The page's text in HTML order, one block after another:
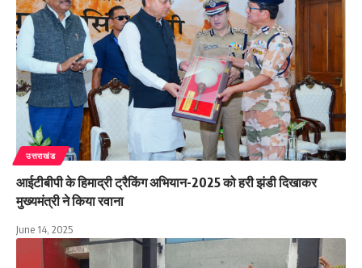
उत्तराखंड
आईटीबीपी के हिमाद्री ट्रैकिंग अभियान-2025 को हरी झंडी दिखाकर
मुख्यमंत्री ने किया रवाना
June 14, 2025